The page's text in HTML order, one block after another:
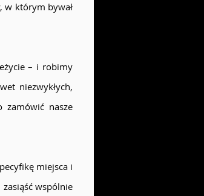
w którym bywał
– i robimy
niezwykłych,
zamówić nasze
miejsca i
wspólnie